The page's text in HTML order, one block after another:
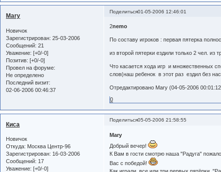
Поделиться01-05-2006 12:46:01
Mary
Новичок
Зарегистрирован: 25-03-2006
Сообщений: 21
Уважение: [+0/-0]
Позитив: [+0/-0]
Провел на форуме:
Не определено
Последний визит:
02-06-2006 00:46:37
2nemo
По составу игроков : первая пятерка
из второй пятерки ездили только 2 чел. из
Что касается хода игр и множественных
слов(наш ребенок в этот раз ездил без
Отредактировано Mary (04-05-2006
0
Поделиться05-05-2006 21:58:55
Киса
Новичок
Откуда: Москва Центр-96
Зарегистрирован: 16-03-2006
Сообщений: 17
Уважение: [+0/-0]
Mary
Добрый вечер!
К Вам в гости смотрю наша "Радуга"
Вас с победой!
Как играли, все или три первых пятёрки,